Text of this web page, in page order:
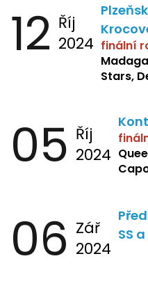
12 Říj
2024 finální
Stars,
05 Říj
2024
06 Zář
2024
SS a